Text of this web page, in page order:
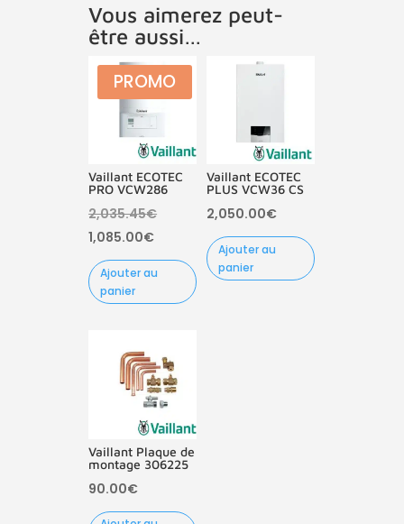
Vous aimerez peut-
être aussi…
PROMO
Vaillant ECOTEC
PRO VCW286
2,035.45€Le
initial
était :
2,035.45€.
1,085.00€Le
prix
actuel
est :
Ajouter au
panier
Vaillant ECOTEC
PLUS VCW36 CS
2,050.00€
Ajouter au
panier
Vaillant Plaque de
montage 306225
90.00€